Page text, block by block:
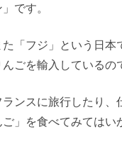
」です。
た「フジ」という日
んごを輸入しているの
ランスに旅行したり、
ご」を食べてみてはい